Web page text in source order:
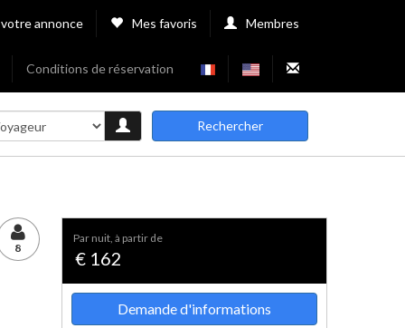
annonce Mes favoris Membres
Conditions de réservation
Rechercher
8
par nuit, à partir de
€ 162
Demande d'informations